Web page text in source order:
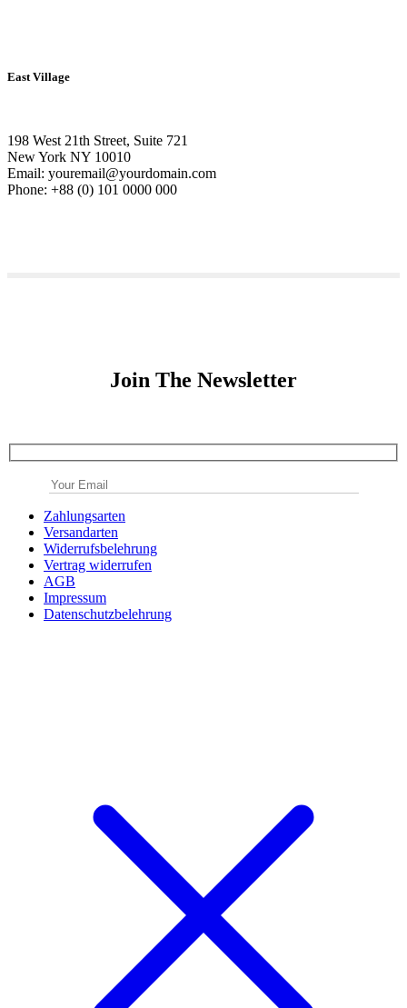
East Village
198 West 21th Street, Suite 721
New York NY 10010
Email: youremail@yourdomain.com
Phone: +88 (0) 101 0000 000
Join The Newsletter
Zahlungsarten
Versandarten
Widerrufsbelehrung
Vertrag widerrufen
AGB
Impressum
Datenschutzbelehrung